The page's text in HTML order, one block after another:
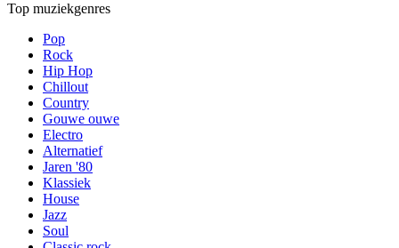
Top muziekgenres
Pop
Rock
Hip Hop
Chillout
Country
Gouwe ouwe
Electro
Alternatief
Jaren '80
Klassiek
House
Jazz
Soul